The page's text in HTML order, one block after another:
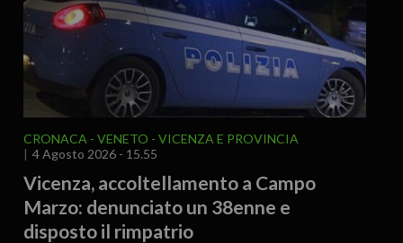
CRONACA VENETO
VICENZA E PROVINCIA
4 Agosto 2026 - 15.55
Vicenza, accoltellamento a Campo
Marzo: denunciato un 38enne e
disposto il rimpatrio